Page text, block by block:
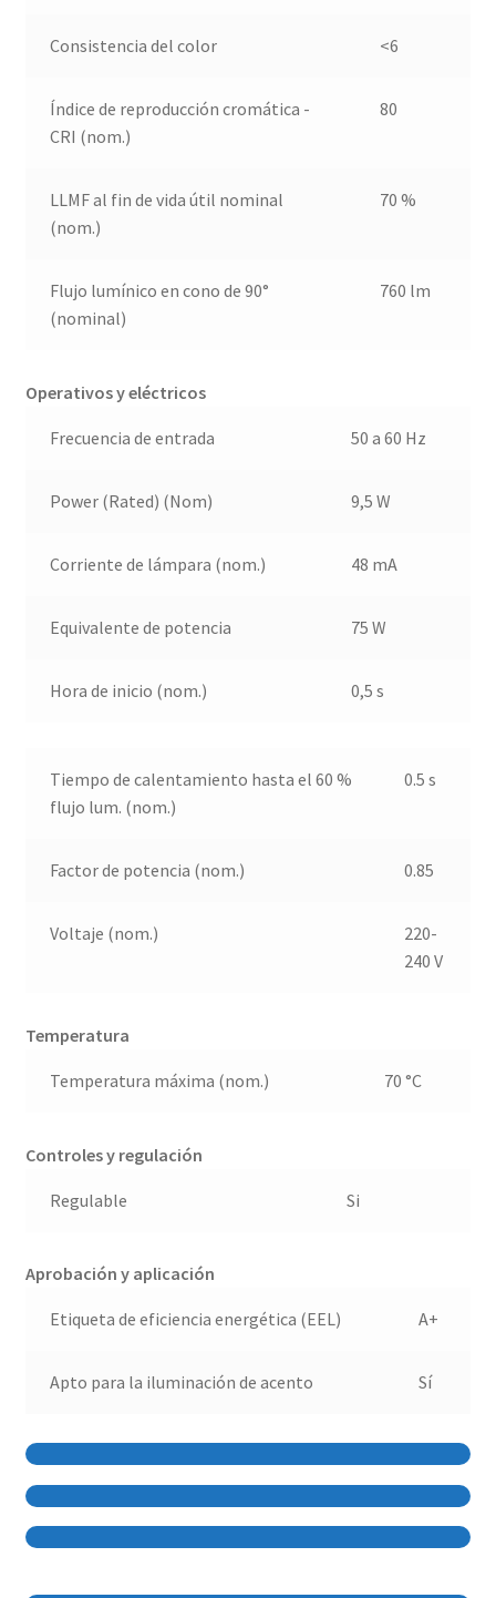
Consistencia del color <6
Índice de reproducción cromática -
CRI (nom.)
80
LLMF al fin de vida útil nominal
(nom.)
70 %
Flujo lumínico en cono de 90°
(nominal)
760 lm
Operativos y eléctricos
Frecuencia de entrada 50 a 60 Hz
Power (Rated) (Nom) 9,5 W
Corriente de lámpara (nom.) 48 mA
Equivalente de potencia 75 W
Hora de inicio (nom.) 0,5 s
Tiempo de calentamiento hasta el 60 %
flujo lum. (nom.)
0.5 s
Factor de potencia (nom.) 0.85
Voltaje (nom.)
220-
240 V
Temperatura
Temperatura máxima (nom.) 70 °C
Controles y regulación
Regulable Si
Aprobación y aplicación
Etiqueta de eficiencia energética (EEL) A+
Apto para la iluminación de acento Sí